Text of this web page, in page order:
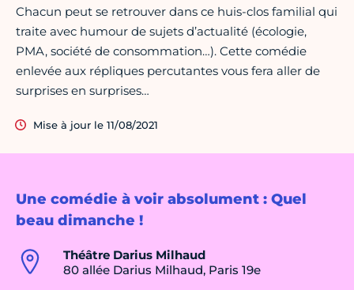
Une comédie à voir absolument : Quel
beau dimanche !
Théâtre Darius Milhaud
80 allée Darius Milhaud, Paris 19e
Chacun peut se retrouver dans ce huis-clos familial qui
traite avec humour de sujets d’actualité (écologie,
PMA, société de consommation…). Cette comédie
enlevée aux répliques percutantes vous fera aller de
surprises en surprises…
Mise à jour le 11/08/2021